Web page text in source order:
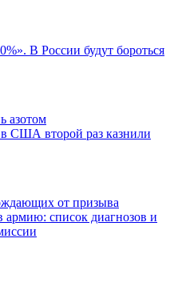
В России будут бороться
в США второй раз казнили
армию: список диагнозов и